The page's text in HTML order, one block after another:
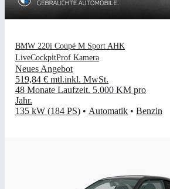
BMW 220i Coupé M Sport AHK
LiveCockpitProf Kamera
Neues Angebot
519,84 € mtl.inkl. MwSt.
48 Monate Laufzeit. 5.000 KM pro
Jahr.
135 kW (184 PS) • Automatik • Benzin